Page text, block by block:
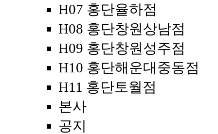
H07 홍단율하점
H08 홍단창원상남점
H09 홍단창원성주점
H10 홍단해운대중동점
H11 홍단토월점
본사
공지